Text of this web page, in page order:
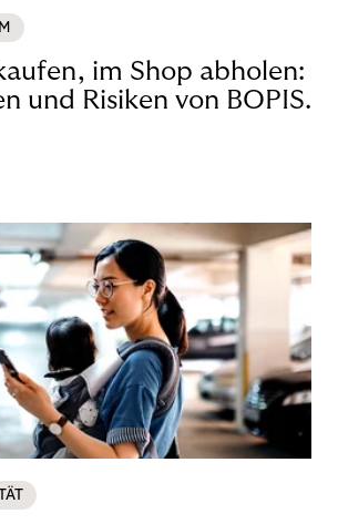
im Shop abholen:
und Risiken von BOPIS.